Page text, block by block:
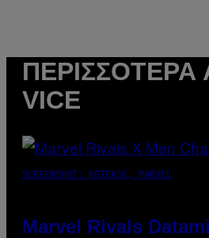
VICE
SCREENSHOT: NETEASE, MARVEL
Marvel Rivals